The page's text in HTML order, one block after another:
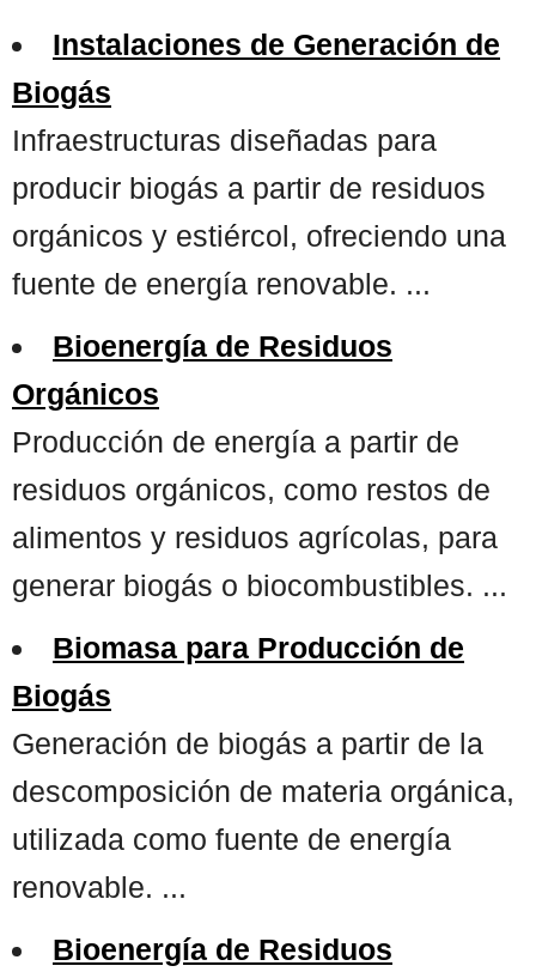
Instalaciones de Generación de
Biogás
Infraestructuras diseñadas para
producir biogás a partir de residuos
orgánicos y estiércol, ofreciendo una
fuente de energía renovable. ...
Bioenergía de Residuos
Orgánicos
Producción de energía a partir de
residuos orgánicos, como restos de
alimentos y residuos agrícolas, para
generar biogás o biocombustibles. ...
Biomasa para Producción de
Biogás
Generación de biogás a partir de la
descomposición de materia orgánica,
utilizada como fuente de energía
renovable. ...
Bioenergía de Residuos